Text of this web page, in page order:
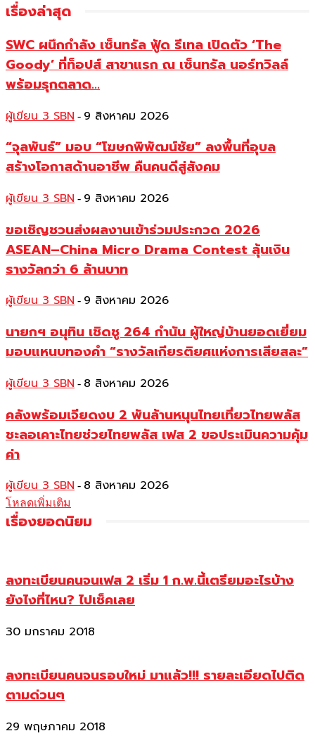
เรื่องล่าสุด
SWC ผนึกกำลัง เซ็นทรัล ฟู้ด รีเทล เปิดตัว ‘The
Goody’ ที่ท็อปส์ สาขาแรก ณ เซ็นทรัล นอร์ทวิลล์
พร้อมรุกตลาด...
ผู้เขียน 3 SBN - 9 สิงหาคม 2026
“จุลพันธ์” มอบ “โฆษกพิพัฒน์ชัย” ลงพื้นที่อุบล
สร้างโอกาสด้านอาชีพ คืนคนดีสู่สังคม
ผู้เขียน 3 SBN - 9 สิงหาคม 2026
ขอเชิญชวนส่งผลงานเข้าร่วมประกวด 2026
ASEAN–China Micro Drama Contest ลุ้นเงิน
รางวัลกว่า 6 ล้านบาท
ผู้เขียน 3 SBN - 9 สิงหาคม 2026
นายกฯ อนุทิน เชิดชู 264 กำนัน ผู้ใหญ่บ้านยอดเยี่ยม
มอบแหนบทองคำ “รางวัลเกียรติยศแห่งการเสียสละ”
ผู้เขียน 3 SBN - 8 สิงหาคม 2026
คลังพร้อมเจียดงบ 2 พันล้านหนุนไทยเที่ยวไทยพลัส
ชะลอเคาะไทยช่วยไทยพลัส เฟส 2 ขอประเมินความคุ้ม
ค่า
ผู้เขียน 3 SBN - 8 สิงหาคม 2026
โหลดเพิ่มเติม
เรื่องยอดนิยม
ลงทะเบียนคนจนเฟส 2 เริ่ม 1 ก.พ.นี้เตรียมอะไรบ้าง
ยังไงที่ไหน? ไปเช็คเลย
30 มกราคม 2018
ลงทะเบียนคนจนรอบใหม่ มาแล้ว!!! รายละเอียดไปติด
ตามด่วนๆ
29 พฤษภาคม 2018